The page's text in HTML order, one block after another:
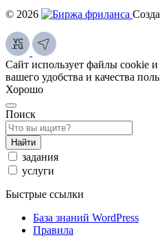
© 2026
Сайт использует файлы cookie
вашего удобства и качества
Хорошо
Поиск
Найти
задания
услуги
Быстрые ссылки
База знаний WordPress
Правила